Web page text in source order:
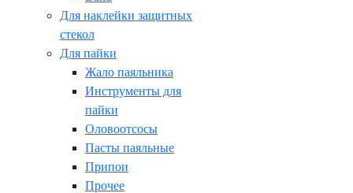
Для наклейки защитных
стекол
Для пайки
Жало паяльника
Инструменты для
пайки
Оловоотсосы
Пасты паяльные
Припои
Прочее